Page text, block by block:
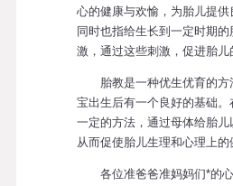
心的健康与欢愉，为胎儿提供
同时也指给生长到一定时期的
激，通过这些刺激，促进胎儿
胎教是一种优生优育的方
宝出生后有一个良好的基础。
一定的方法，通过母体给胎儿
从而促使胎儿生理和心理上的
各位准爸爸准妈妈们*的心